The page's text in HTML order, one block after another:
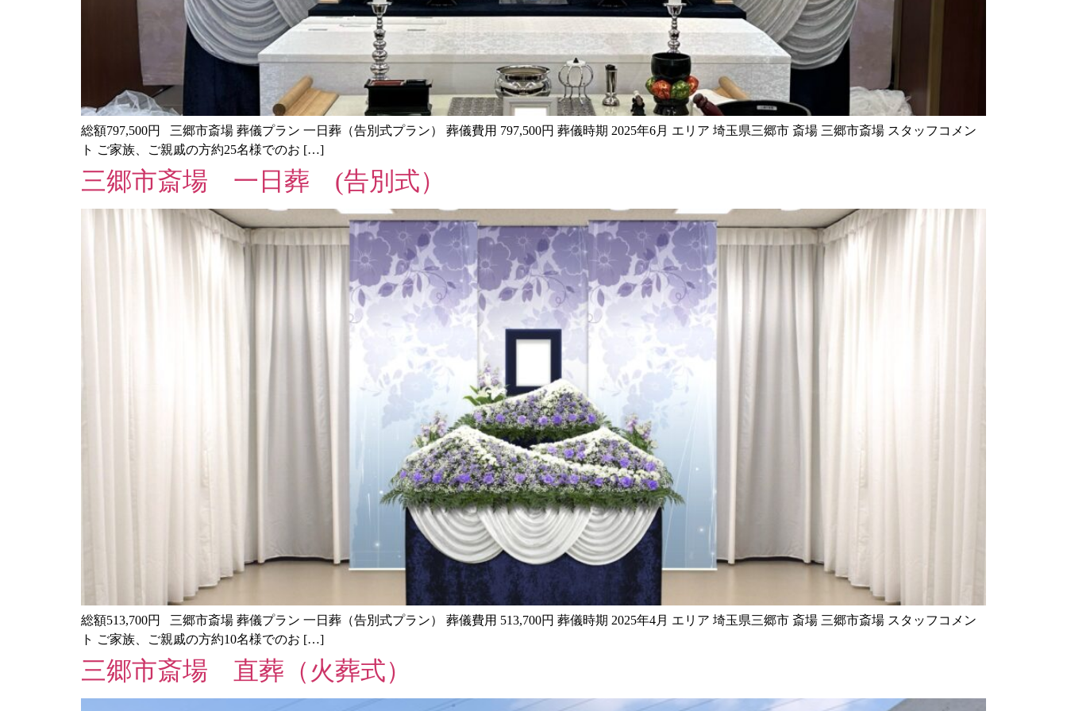
総額797,500円 三郷市斎場 葬儀プラン 一日葬（告別式プラン） 葬儀費用 797,500円 葬儀時期 2025年6月 エリア 埼玉県三郷市 斎場 三郷市斎場 スタッフコメン
ト ご家族、ご親戚の方約25名様でのお […]
三郷市斎場 一日葬 (告別式）
総額513,700円 三郷市斎場 葬儀プラン 一日葬（告別式プラン） 葬儀費用 513,700円 葬儀時期 2025年4月 エリア 埼玉県三郷市 斎場 三郷市斎場 スタッフコメン
ト ご家族、ご親戚の方約10名様でのお […]
三郷市斎場 直葬（火葬式）